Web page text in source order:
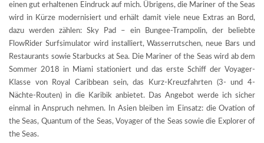
einen gut erhaltenen Eindruck auf mich. Übrigens, die Mariner of the Seas
wird in Kürze modernisiert und erhält damit viele neue Extras an Bord,
dazu werden zählen: Sky Pad – ein Bungee-Trampolin, der beliebte
FlowRider Surfsimulator wird installiert, Wasserrutschen, neue Bars und
Restaurants sowie Starbucks at Sea. Die Mariner of the Seas wird ab dem
Sommer 2018 in Miami stationiert und das erste Schiff der Voyager-
Klasse von Royal Caribbean sein, das Kurz-Kreuzfahrten (3- und 4-
Nächte-Routen) in die Karibik anbietet. Das Angebot werde ich sicher
einmal in Anspruch nehmen. In Asien bleiben im Einsatz: die Ovation of
the Seas, Quantum of the Seas, Voyager of the Seas sowie die Explorer of
the Seas.